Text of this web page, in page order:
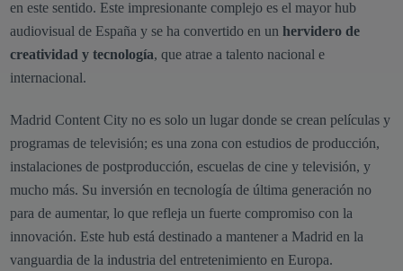
en este sentido. Este impresionante complejo es el mayor hub
audiovisual de España y se ha convertido en un hervidero de
creatividad y tecnología, que atrae a talento nacional e
internacional.
Madrid Content City no es solo un lugar donde se crean películas y
programas de televisión; es una zona con estudios de producción,
instalaciones de postproducción, escuelas de cine y televisión, y
mucho más. Su inversión en tecnología de última generación no
para de aumentar, lo que refleja un fuerte compromiso con la
innovación. Este hub está destinado a mantener a Madrid en la
vanguardia de la industria del entretenimiento en Europa.